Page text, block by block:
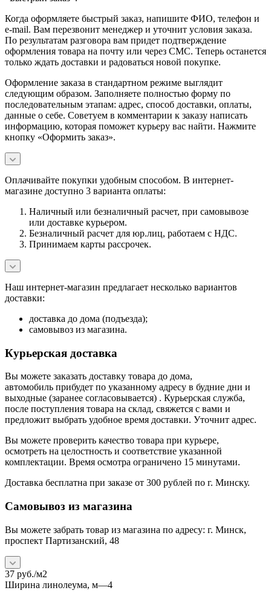
Когда оформляете быстрый заказ, напишите ФИО, телефон и
e-mail. Вам перезвонит менеджер и уточнит условия заказа.
По результатам разговора вам придет подтверждение
оформления товара на почту или через СМС. Теперь останется
только ждать доставки и радоваться новой покупке.
Оформление заказа в стандартном режиме выглядит
следующим образом. Заполняете полностью форму по
последовательным этапам: адрес, способ доставки, оплаты,
данные о себе. Советуем в комментарии к заказу написать
информацию, которая поможет курьеру вас найти. Нажмите
кнопку «Оформить заказ».
Оплачивайте покупки удобным способом. В интернет-
магазине доступно 3 варианта оплаты:
Наличный или безналичный расчет, при самовывозе
или доставке курьером.
Безналичный расчет для юр.лиц, работаем с НДС.
Принимаем карты рассрочек.
Наш интернет-магазин предлагает несколько вариантов
доставки:
доставка до дома (подъезда);
самовывоз из магазина.
Курьерская доставка
Вы можете заказать доставку товара до дома,
автомобиль прибудет по указанному адресу в будние дни и
выходные (заранее согласовывается) . Курьерская служба,
после поступления товара на склад, свяжется с вами и
предложит выбрать удобное время доставки. Уточнит адрес.
Вы можете проверить качество товара при курьере,
осмотреть на целостность и соответствие указанной
комплектации. Время осмотра ограничено 15 минутами.
Доставка бесплатна при заказе от 300 рублей по г. Минску.
Самовывоз из магазина
Вы можете забрать товар из магазина по адресу: г. Минск,
проспект Партизанский, 48
37 руб./м2
Ширина линолеума, м—4